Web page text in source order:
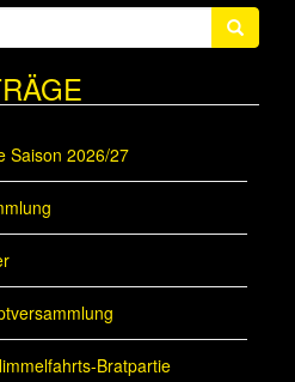
Saison 2026/27
Bratpartie